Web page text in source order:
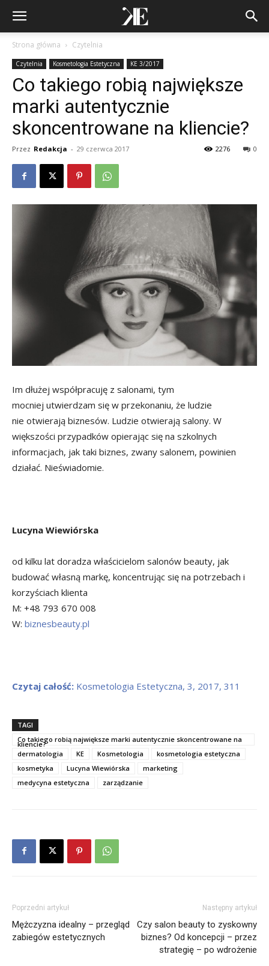
Strona główna Czytelnia
Czytelnia Kosmetologia Estetyczna KE 3/2017
Co takiego robią największe
marki autentycznie
skoncentrowane na kliencie?
Przez Redakcja - 29 czerwca 2017 0
2276
Im dłużej współpracuję z salonami, tym
mocniej utwierdzam się w przekonaniu, że ludzie
nie otwierają biznesów. Ludzie otwierają salony. W
większości przypadków opierając się na szkolnych
informacjach, jak taki biznes, zwany salonem, powinien
działać. Nieświadomie.
Lucyna Wiewiórska
od kilku lat doradza właścicielom salonów beauty, jak
budować własną markę, koncentrując się na potrzebach i
korzyściach klienta
M: +48 793 670 008
W: biznesbeauty.pl
Czytaj całość: Kosmetologia Estetyczna, 3, 2017, 311
TAGI
Co takiego robią największe marki autentycznie skoncentrowane na
kliencie?
dermatologia
KE Kosmetologia
kosmetologia estetyczna
kosmetyka
Lucyna Wiewiórska
marketing
medycyna estetyczna
zarządzanie
Poprzedni artykuł
Mężczyzna idealny – przegląd
zabiegów estetycznych
Następny artykuł
Czy salon beauty to zyskowny
biznes? Od koncepcji – przez
strategię – po wdrożenie